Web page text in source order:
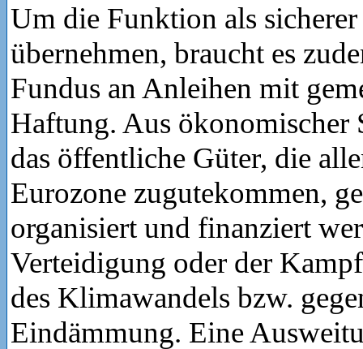
Um die Funktion als
übernehmen, braucht es
Fundus an Anleihen mit
Haftung. Aus ökonomischer
das öffentliche Güter, die
Eurozone zugutekommen,
organisiert und finanziert
Verteidigung oder der
des Klimawandels bzw.
Eindämmung. Eine